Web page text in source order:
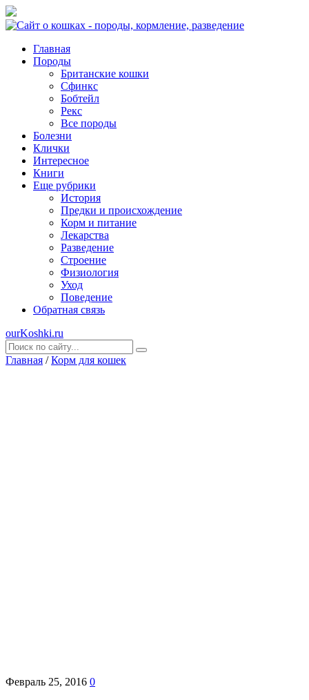
Главная
Породы
Британские кошки
Сфинкс
Бобтейл
Рекс
Все породы
Болезни
Клички
Интересное
Книги
Еще рубрики
История
Предки и происхождение
Корм и питание
Лекарства
Разведение
Строение
Физиология
Уход
Поведение
Обратная связь
ourKoshki.ru
Главная / Корм для кошек
Февраль 25, 2016 0